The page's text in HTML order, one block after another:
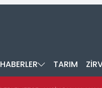
HABERLER TARIM